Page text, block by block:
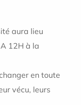
aura lieu
12H à la
en toute
vécu, leurs